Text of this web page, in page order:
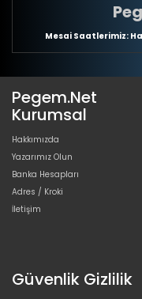
Mesai Saatlerimiz:
Pegem.Net
Kurumsal
Hakkımızda
Yazarımız Olun
Banka Hesapları
Adres / Kroki
İletişim
Güvenlik Gizlilik